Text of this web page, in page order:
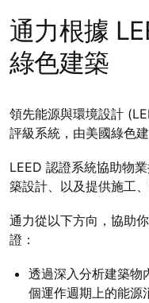
通力根據
綠色建築
領先能源與環境設計
評級系統，由美國綠色建
LEED 認證系統協助物
築設計、以及提供施工
通力從以下方向，協助
證：
透過深入分析建築物
個運作週期上的能源